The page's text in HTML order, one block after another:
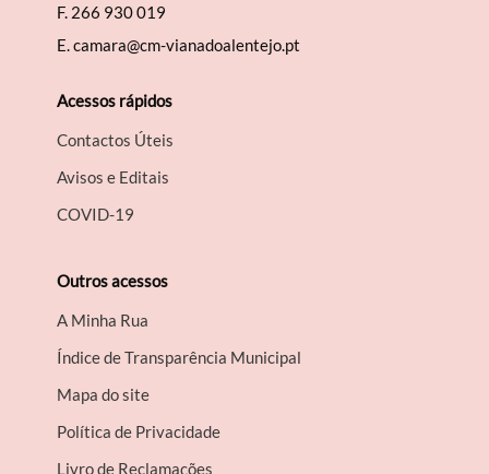
F. 266 930 019
E.camara@cm-vianadoalentejo.pt
Acessos rápidos
Contactos Úteis
Avisos e Editais
COVID-19
Outros acessos
A Minha Rua
Índice de Transparência Municipal
Mapa do site
Política de Privacidade
Livro de Reclamações